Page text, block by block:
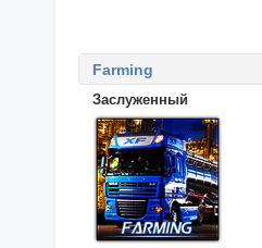
Farming
Заслуженный